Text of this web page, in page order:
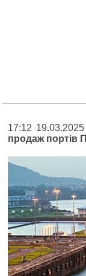
17:12
продаж портів